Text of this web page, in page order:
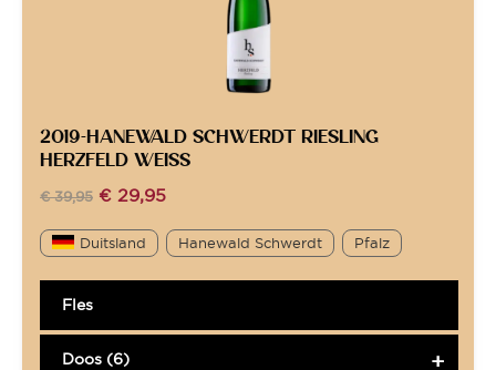
2019-HANEWALD SCHWERDT RIESLING
HERZFELD WEISS
€39,95 € 29,95
Duitsland Hanewald Schwerdt Pfalz
Fles
Doos (6)